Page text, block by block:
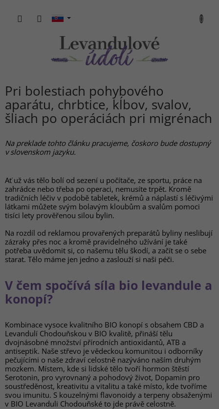
obsah
KOŠÍK
Pri bolestiach pohybového
aparátu, chrbtice, kĺbov, svalov,
šliach po operáciách pri migrénach
Na preklade tohto článku pracujeme, čoskoro bude dostupný
v slovenskom jazyku.
Ať už vás tělo bolí od sezení u počítače, ze sportu, práce na
zahrádce nebo třeba po operaci, nemusíte trpět. Kromě
tradičních léčiv v podobě tabletek, krémů a náplastí s léčivými
látkami můžete svým bolavým kloubům a svalům pomoci
tisíci lety prověřenou silou bylin.
Na rozdíl od reklamou provařených preparátů byliny neslibují
zázraky přes noc a kromě pravidelného užívání je také
potřeba uvědomit si, co našemu tělu škodí, a začít se o sebe
starat. Tělo máme jen jedno a zaslouží si naši péči.
V čem spočívá síla bio levandule a
konopí?
Kombinace vysoce kvalitního BIO konopí s obsahem CBD a
Levandulí Chodouňskou v BIO kvalitě, přináší tělu
dvojnásobné množství přírodních antioxidantů, ATB a
antiseptik. Naše střevo je vědeckou komunitou i odborníky
pečujícími o naše zdraví celostně nazýváno naším druhým
mozkem. Místem, kde si lidské tělo tvoří hormon štěstí
Serotonin, pro vyrovnaný a pohodový život, Dopamin pro
soustředěnost, kreativitu a vitalitu a také místo, kde tvoříme
svou imunitu. S kouzelnými flavonoidy a terpeny obsaženými
v BIO Levanduli Chodouňské to jde právě celostně.